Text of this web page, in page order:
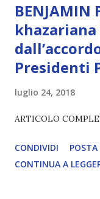
BENJAMIN
Presidenti
luglio 24, 2018
ARTICOLO
CONDIVIDI
CONTINUA A